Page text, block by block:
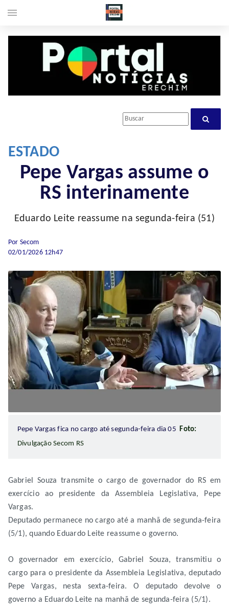
ESTADO
Pepe Vargas assume o
RS interinamente
Eduardo Leite reassume na segunda-feira (51)
Por Secom
02/01/2026 12h47
Pepe Vargas fica no cargo até segunda-feira dia 05 Foto:
Divulgação Secom RS
Gabriel Souza transmite o cargo de governador do RS em
exercício ao presidente da Assembleia Legislativa, Pepe
Vargas.
Deputado permanece no cargo até a manhã de segunda-feira
(5/1), quando Eduardo Leite reassume o governo.
O governador em exercício, Gabriel Souza, transmitiu o
cargo para o presidente da Assembleia Legislativa, deputado
Pepe Vargas, nesta sexta-feira. O deputado devolve o
governo a Eduardo Leite na manhã de segunda-feira (5/1).
menu